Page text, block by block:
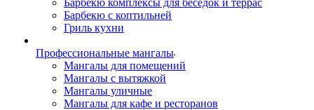
Барбекю комплексы для беседок и террас
Барбекю с коптильней
Гриль кухни
Профессиональные мангалы
Мангалы для помещений
Мангалы с вытяжкой
Мангалы уличные
Мангалы для кафе и ресторанов